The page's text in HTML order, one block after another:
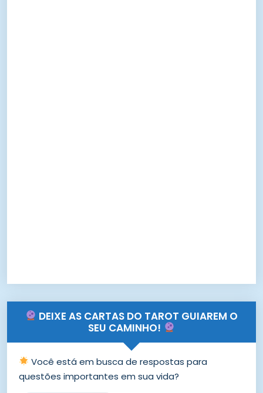
DEIXE AS CARTAS DO TAROT GUIAREM O
SEU CAMINHO!
Você está em busca de respostas para
questões importantes em sua vida?